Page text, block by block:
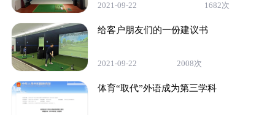
2021-09-22 1682次
给客户朋友们的一份建议书
2021-09-22 2008次
体育“取代”外语成为第三学科